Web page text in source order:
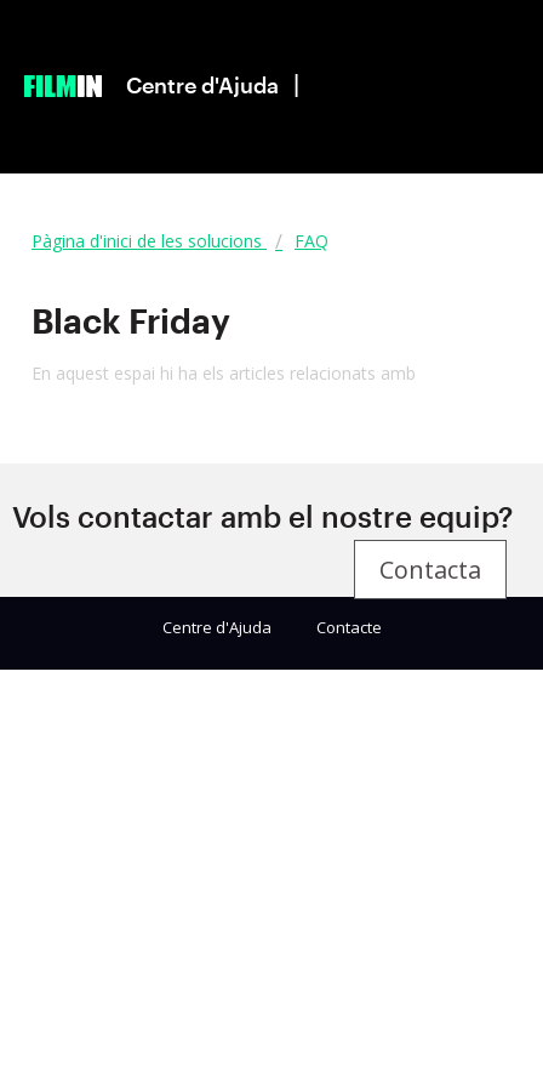
|
Centre d'Ajuda
Pàgina d'inici de les solucions FAQ
Black Friday
En aquest espai hi ha els articles relacionats amb
Vols contactar amb el nostre equip?
Contacta
Centre d'Ajuda Contacte